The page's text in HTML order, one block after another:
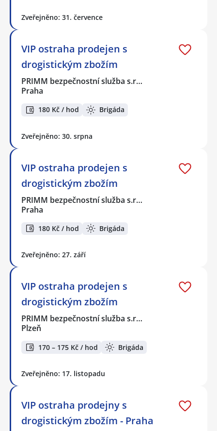
Zveřejněno: 31. července
VIP ostraha prodejen s
drogistickým zbožím
PRIMM bezpečnostní služba s.r…
Praha
180 Kč / hod Brigáda
Zveřejněno: 30. srpna
VIP ostraha prodejen s
drogistickým zbožím
PRIMM bezpečnostní služba s.r…
Praha
180 Kč / hod Brigáda
Zveřejněno: 27. září
VIP ostraha prodejen s
drogistickým zbožím
PRIMM bezpečnostní služba s.r…
Plzeň
170 – 175 Kč / hod Brigáda
Zveřejněno: 17. listopadu
VIP ostraha prodejny s
drogistickým zbožím - Praha